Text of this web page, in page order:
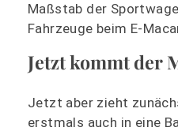
Maßstab der
Fahrzeuge beim E-
Jetzt kommt der
Jetzt aber zieht
erstmals auch in eine